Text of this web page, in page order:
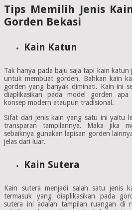
Tips Memilih Jenis
Gorden Bekasi
Kain Katun
Tak hanya pada baju saja tapi kain
untuk membuat gorden. Bahkan kain
gorden yang banyak diminati. Kain ini
diaplikasikan pada model gorden
konsep modern ataupun tradisional.
Sifat dari jenis kain yang satu ini yaitu
transparan tampilannya. Maka jika
sebaiknya gunakan lapisan gorden
jelas dari luar.
Kain Sutera
Kain sutera menjadi salah satu jenis
termasuk yang diaplikasikan pada
sutera ini adalah tampilan ruangan di